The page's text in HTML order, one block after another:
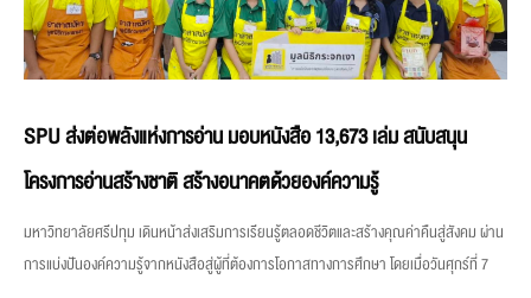
SPU ส่งต่อพลังแห่งการอ่าน มอบหนังสือ 13,673 เล่ม สนับสนุน
โครงการอ่านสร้างชาติ สร้างอนาคตด้วยองค์ความรู้
มหาวิทยาลัยศรีปทุม เดินหน้าส่งเสริมการเรียนรู้ตลอดชีวิตและสร้างคุณค่าคืนสู่สังคม ผ่าน
การแบ่งปันองค์ความรู้จากหนังสือสู่ผู้ที่ต้องการโอกาสทางการศึกษา โดยเมื่อวันศุกร์ที่ 7